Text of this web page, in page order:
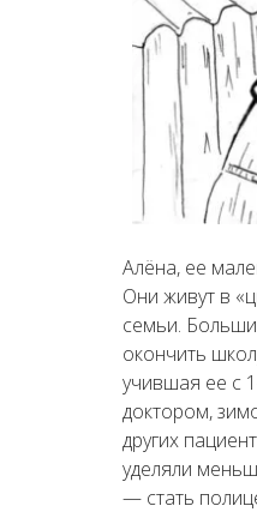
Алёна, ее
Они живут в
семьи.
окончить
учившая ее с
доктором,
других
уделяли
— стать